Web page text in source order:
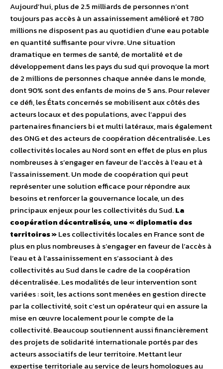
Aujourd’hui, plus de 2.5 milliards de personnes n’ont
toujours pas accès à un assainissement amélioré et 780
millions ne disposent pas au quotidien d’une eau potable
en quantité suffisante pour vivre. Une situation
dramatique en termes de santé, de mortalité et de
développement dans les pays du sud qui provoque la mort
de 2 millions de personnes chaque année dans le monde,
dont 90% sont des enfants de moins de 5 ans. Pour relever
ce défi, les États concernés se mobilisent aux côtés des
acteurs locaux et des populations, avec l’appui des
partenaires financiers bi et multi latéraux, mais également
des ONG et des acteurs de coopération décentralisée. Les
collectivités locales au Nord sont en effet de plus en plus
nombreuses à s’engager en faveur de l’accès à l’eau et à
l’assainissement. Un mode de coopération qui peut
représenter une solution efficace pour répondre aux
besoins et renforcer la gouvernance locale, un des
principaux enjeux pour les collectivités du Sud.La
coopération décentralisée, une « diplomatie des
territoires »Les collectivités locales en France sont de
plus en plus nombreuses à s’engager en faveur de l’accès à
l’eau et à l’assainissement en s’associant à des
collectivités au Sud dans le cadre de la coopération
décentralisée. Les modalités de leur intervention sont
variées : soit, les actions sont menées en gestion directe
par la collectivité, soit c’est un opérateur qui en assure la
mise en œuvre localement pour le compte de la
collectivité. Beaucoup soutiennent aussi financièrement
des projets de solidarité internationale portés par des
acteurs associatifs de leur territoire. Mettant leur
expertise territoriale au service de leurs homologues au